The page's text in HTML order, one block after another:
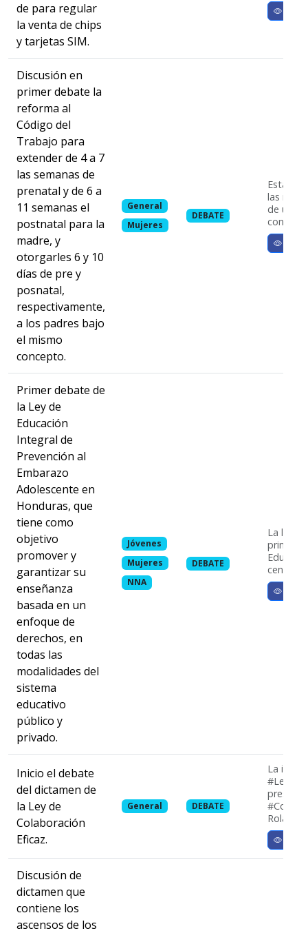
de para regular
la venta de chips
y tarjetas SIM.
Discusión en
primer debate la
reforma al
Código del
Trabajo para
extender de 4 a 7
las semanas de
prenatal y de 6 a
11 semanas el
postnatal para la
madre, y
otorgarles 6 y 10
días de pre y
posnatal,
respectivamente,
a los padres bajo
el mismo
concepto.
General
Mujeres
DEBATE
Esta
las
de una
Primer debate de
la Ley de
Educación
Integral de
Prevención al
Embarazo
Adolescente en
Honduras, que
tiene como
objetivo
promover y
garantizar su
enseñanza
basada en un
enfoque de
derechos, en
todas las
modalidades del
sistema
educativo
público y
privado.
Jóvenes
Mujeres
NNA
DEBATE
La ley
centros
Inicio el debate
del dictamen de
la Ley de
Colaboración
Eficaz.
General DEBATE
La
Rolando
Discusión de
dictamen que
contiene los
ascensos de los